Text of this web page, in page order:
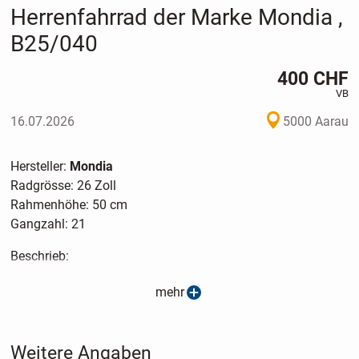
Herrenfahrrad der Marke Mondia ,
B25/040
400 CHF
VB
16.07.2026 5000 Aarau
Hersteller: Mondia
Radgrösse: 26 Zoll
Rahmenhöhe: 50 cm
Gangzahl: 21
Beschrieb:
Herrenfahrrad, in Weiss/Blau/Lila für Freizeit, einkaufen
mehr
Weitere Angaben